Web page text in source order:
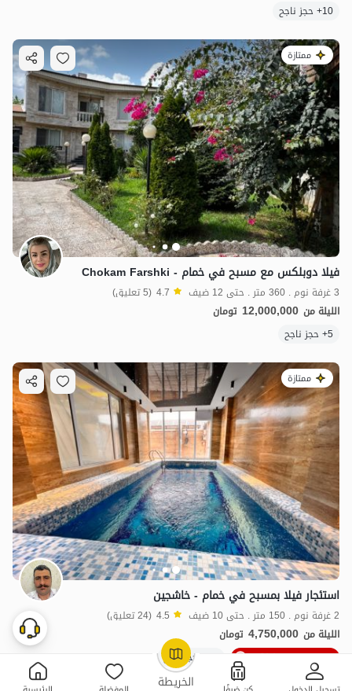
الخريطة OpenStreetMap
10+ حجز ناجح
ممتازة
فيلا دوبلكس مع مسبح في خمام - Chokam Farshki
3 غرفة نوم . 360 متر . حتى 12 ضيف 4.7 (5 تعليق)
الليلة من 12,000,000 تومان
5+ حجز ناجح
ممتازة
استئجار فيلا بمسبح في خمام - خاشجين
2 غرفة نوم . 150 متر . حتى 10 ضيف 4.5 (24 تعليق)
الليلة من 4,750,000 تومان
10٪ خصم من ليلة 4